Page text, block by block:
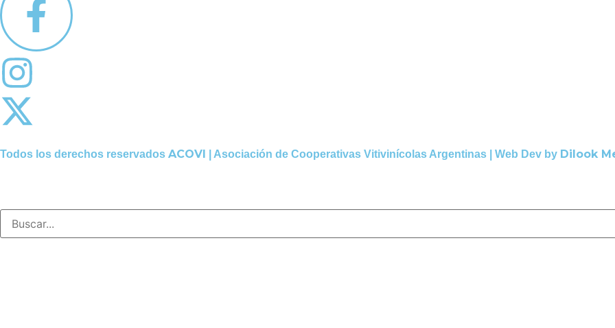
Todos los derechos reservados ACOVI | Asociación de Cooperativas Vitivinícolas Argentinas | Web Dev by Dilook